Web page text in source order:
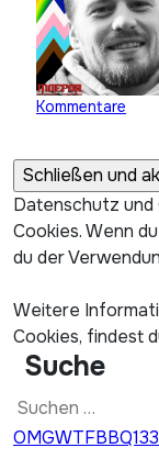
Kommentare
Datenschutz
Cookies. Wenn
du der
Weitere
Cookies, findest
Suche
Suchen
nach: